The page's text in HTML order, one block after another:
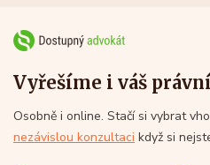
Vyřešíme i váš
Osobně i online. Stačí si vybrat
nezávislou konzultaci když si